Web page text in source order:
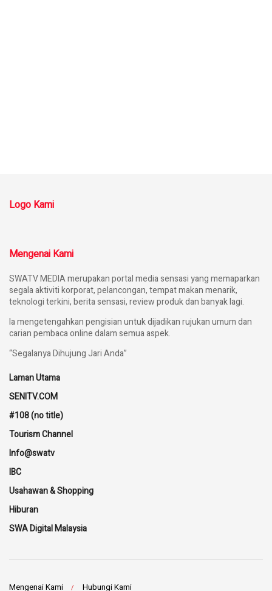
Logo Kami
Mengenai Kami
SWATV MEDIA merupakan portal media sensasi yang memaparkan
segala aktiviti korporat, pelancongan, tempat makan menarik,
teknologi terkini, berita sensasi, review produk dan banyak lagi.
Ia mengetengahkan pengisian untuk dijadikan rujukan umum dan
carian pembaca online dalam semua aspek.
“Segalanya Dihujung Jari Anda”
Laman Utama
SENITV.COM
#108 (no title)
Tourism Channel
Info@swatv
IBC
Usahawan & Shopping
Hiburan
SWA Digital Malaysia
Mengenai Kami Hubungi Kami